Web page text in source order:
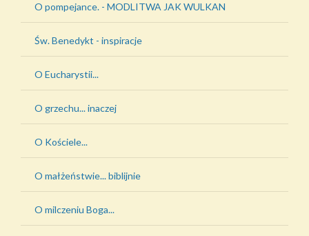
O pompejance. - MODLITWA JAK WULKAN
Św. Benedykt - inspiracje
O Eucharystii...
O grzechu... inaczej
O Kościele...
O małżeństwie... biblijnie
O milczeniu Boga...